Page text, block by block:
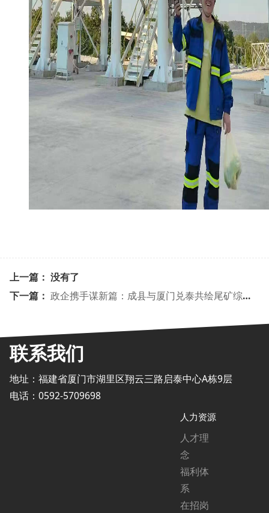
上一篇： 没有了
下一篇： 政企携手谋新篇：成县与厦门兑泰共绘尾矿综合利用新蓝图
联系我们
地址：福建省厦门市湖里区翔云三路启泰中心A栋9层
电话：0592-5709698
人力资源
人才理
念
福利体
系
在招岗